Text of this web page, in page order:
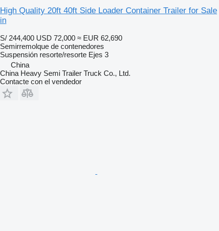
High Quality 20ft 40ft Side Loader Container Trailer for Sale
in
S/ 244,400 USD 72,000 ≈ EUR 62,690
Semirremolque de contenedores
Suspensión resorte/resorte Ejes 3
China
China Heavy Semi Trailer Truck Co., Ltd.
Contacte con el vendedor